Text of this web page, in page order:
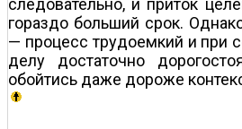
следовательно, и приток
гораздо больший срок.
— процесс трудоемкий и при
делу достаточно
обойтись даже дороже